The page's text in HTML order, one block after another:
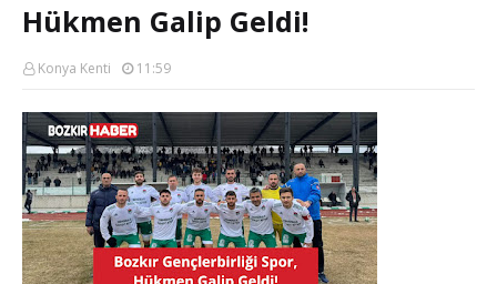
Hükmen Galip Geldi!
Konya Kenti 11:59